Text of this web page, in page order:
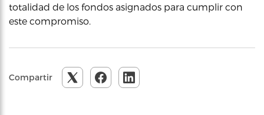
totalidad de los fondos asignados para cumplir con
este compromiso.
Compartir